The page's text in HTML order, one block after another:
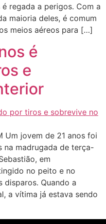
regada a perigos. Com a
maioria deles, é comum
meios aéreos para […]
é
e
Um jovem de 21 anos foi
na madrugada de terça-
em
no peito e no
disparos. Quando a
a vítima já estava sendo